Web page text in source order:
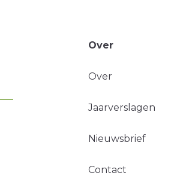
Over
Over
Jaarverslagen
Nieuwsbrief
Contact